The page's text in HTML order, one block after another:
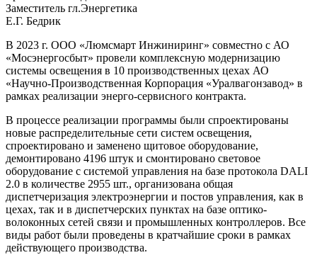
Заместитель гл.Энергетика
Е.Г. Бедрик
В 2023 г. ООО «Люмсмарт Инжиниринг» совместно с АО
«Мосэнергосбыт» провели комплексную модернизацию
системы освещения в 10 производственных цехах АО
«Научно-Производственная Корпорация «Уралвагонзавод» в
рамках реализации энерго-сервисного контракта.
В процессе реализации программы были спроектированы
новые распределительные сети систем освещения,
спроектировано и заменено щитовое оборудование,
демонтировано 4196 штук и смонтировано световое
оборудование с системой управления на базе протокола DALI
2.0 в количестве 2955 шт., организована общая
диспетчеризация электроэнергии и постов управления, как в
цехах, так и в диспетчерских пунктах на базе оптико-
волоконных сетей связи и промышленных контроллеров. Все
виды работ были проведены в кратчайшие сроки в рамках
действующего производства.